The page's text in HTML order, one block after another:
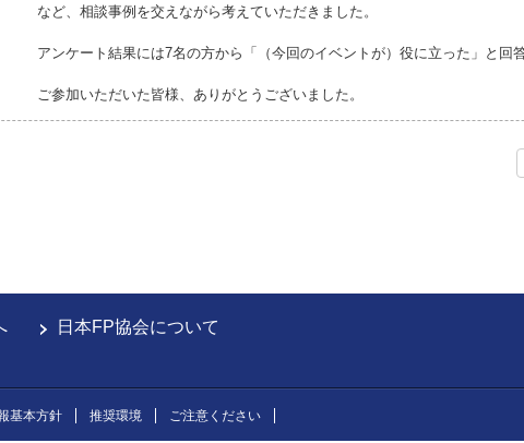
など、相談事例を交えながら考えていただきました。
アンケート結果には7名の方から「（今回のイベントが）役に立った」と回
ご参加いただいた皆様、ありがとうございました。
日本FP協会について
基本方針 推奨環境 ご注意ください